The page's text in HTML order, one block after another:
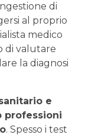
di
al proprio
medico
di valutare
la diagnosi
e
professioni
. Spesso i test